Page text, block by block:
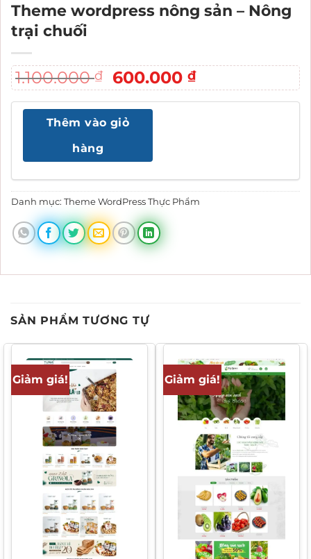
Theme wordpress nông sản – Nông
trại chuối
1.100.000₫
Giá
gốc
là:
1.100.000 ₫.
600.000₫Giá
hiện
Thêm vào giỏ
hàng
Danh mục: Theme WordPress Thực Phẩm
SẢN PHẨM TƯƠNG TỰ
Giảm giá! Giảm giá!